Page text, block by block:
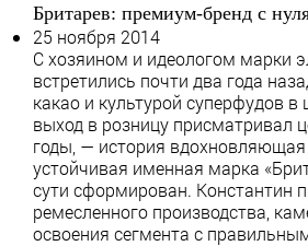
Бритарев: премиум-бренд с
25 ноября 2014
С хозяином и идеологом марки
встретились почти два года
какао и культурой суперфудов
выход в розницу присматривал
годы, — история вдохновляющая
устойчивая именная марка
сути сформирован. Константин
ремесленного производства,
освоения сегмента с